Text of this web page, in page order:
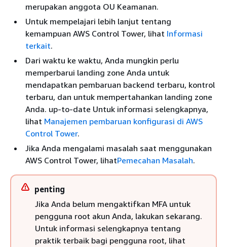
merupakan anggota OU Keamanan.
Untuk mempelajari lebih lanjut tentang
kemampuan AWS Control Tower, lihat Informasi
terkait.
Dari waktu ke waktu, Anda mungkin perlu
memperbarui landing zone Anda untuk
mendapatkan pembaruan backend terbaru, kontrol
terbaru, dan untuk mempertahankan landing zone
Anda. up-to-date Untuk informasi selengkapnya,
lihat Manajemen pembaruan konfigurasi di AWS
Control Tower.
Jika Anda mengalami masalah saat menggunakan
AWS Control Tower, lihatPemecahan Masalah.
penting
Jika Anda belum mengaktifkan MFA untuk
pengguna root akun Anda, lakukan sekarang.
Untuk informasi selengkapnya tentang
praktik terbaik bagi pengguna root, lihat